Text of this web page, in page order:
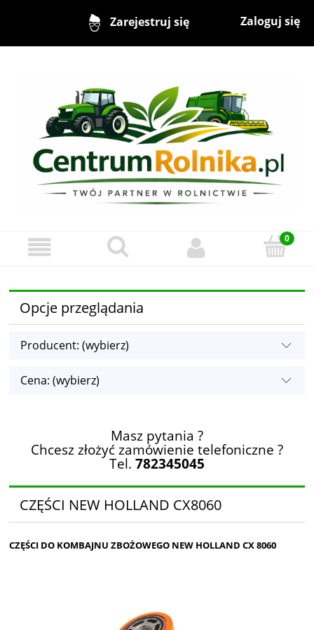
Zarejestruj się Zaloguj się
Opcje przeglądania
Producent: (wybierz)
Cena: (wybierz)
Masz pytania ?
Chcesz złożyć zamówienie telefoniczne ?
Tel. 782345045
CZĘŚCI NEW HOLLAND CX8060
CZĘŚCI DO KOMBAJNU ZBOŻOWEGO NEW HOLLAND CX 8060